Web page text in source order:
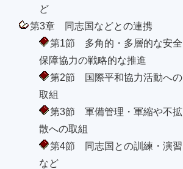
ど
第3章 同志国などとの連携
第1節 多角的・多層的な安全
保障協力の戦略的な推進
第2節 国際平和協力活動への
取組
第3節 軍備管理・軍縮や不拡
散への取組
第4節 同志国との訓練・演習
など